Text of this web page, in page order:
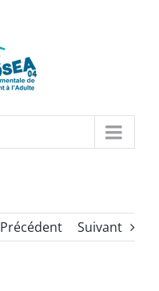
Précédent Suivant